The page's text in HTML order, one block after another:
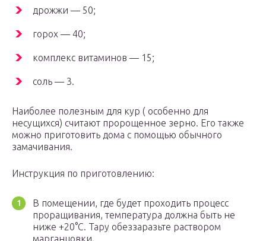
дрожжи — 50;
горох — 40;
комплекс витаминов — 15;
соль — 3.
Наиболее полезным для кур ( особенно для
несущихся) считают пророщенное зерно. Его также
можно приготовить дома с помощью обычного
замачивания.
Инструкция по приготовлению:
В помещении, где будет проходить процесс
проращивания, температура должна быть не
ниже +20°С. Тару обеззаразьте раствором
марганцовки.